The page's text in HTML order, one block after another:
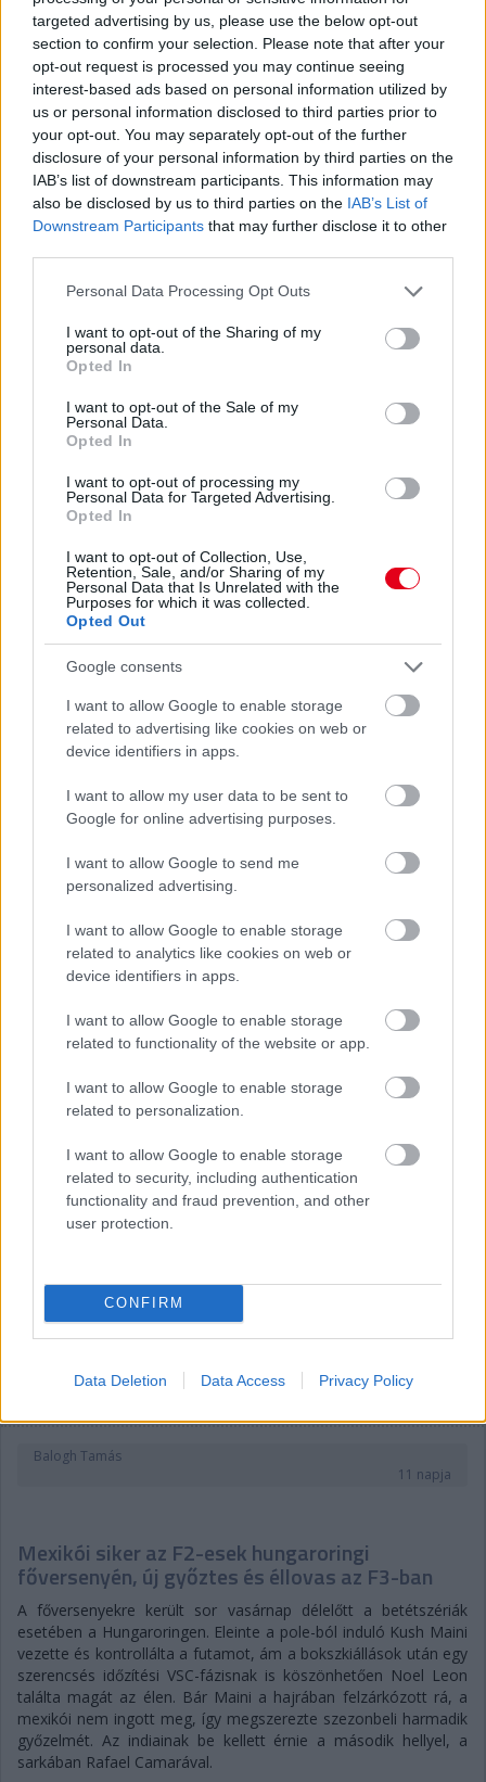
targeted advertising by us, please use the below opt-out
section to confirm your selection. Please note that after your
opt-out request is processed you may continue seeing
interest-based ads based on personal information utilized by
us or personal information disclosed to third parties prior to
your opt-out. You may separately opt-out of the further
disclosure of your personal information by third parties on the
IAB’s list of downstream participants. This information may
also be disclosed by us to third parties on the IAB’s List of
Downstream Participants that may further disclose it to other
Please note that this website/app uses one or more Google
not limited to your visit or usage behaviour. You may click to
grant or deny consent to Google and its third-party tags to
use your data for below specified purposes in below Google
consent section.
Personal Data Processing Opt Outs
I want to opt-out of the Sharing of my
personal data.
Opted In
I want to opt-out of the Sale of my
Personal Data.
Opted In
I want to opt-out of processing my
Personal Data for Targeted Advertising.
Opted In
I want to opt-out of Collection, Use,
Retention, Sale, and/or Sharing of my
Personal Data that Is Unrelated with the
Purposes for which it was collected.
Opted Out
Google consents
I want to allow Google to enable storage
related to advertising like cookies on web or
device identifiers in apps.
I want to allow my user data to be sent to
Google for online advertising purposes.
I want to allow Google to send me
personalized advertising.
I want to allow Google to enable storage
related to analytics like cookies on web or
device identifiers in apps.
I want to allow Google to enable storage
related to functionality of the website or app.
I want to allow Google to enable storage
related to personalization.
I want to allow Google to enable storage
related to security, including authentication
functionality and fraud prevention, and other
user protection.
CONFIRM
Data Deletion Data Access Privacy Policy
rendszerhiba adódott a kormánykijelzőkre küldött kék
jelzésekkel. Azt viszont figyelembe vették a felügyelők, hogy az
autók pozíciója miatt Sainz nem láthatta az épp lekörözni és
előzni készülő Piastrit: ezt enyhítő körülménynek ítélték meg, így
a bevett 10 másodperc helyett csak 5 másodperces büntetést
kapott a williamses – akibe amúgy riválisa eléggé feldúltan bele
is szállt a rádióban ésa leintés utáni nyilatkozataibanegyaránt.
Balogh Boglárka
Wolff: Ezek a versenymérnökök olyanok, mint a
Teletabik!
manővere, és az egész szituáció miatt – az ausztrál
elfogadhatatlannak nevezte, hogy „egy mezőny végi versenyző
hülyesége” miatt elbukta a vezető helyet –, hanem szélesebb
nem működött a rendszer, ami a kormánykijelzőn a kék zászlót
jelzi nekik, a Mercedes vezetője, Toto Wolff szerint viszont sem
magának az F1.
„Az, hogy a zászlós rendszer nem működött, és a mezőny
elfogadhatatlan” – fogalmazott. „Gyalázatos produkció ez a
versenymérnököktől is, olyanok, mint a Teletabik. Csak ülnek,
és nem szólnak a versenyzőiknek, hogy mi történik mögöttük.”
Mind Wolff, mind Piastri azt reméli a történtek után, hogy a
jövőben a versenyzők nem kizárólag arra fognak hagyatkozni,
amit a kijelzőjükön látnak, hanem körül is néznek egy manőver
Balogh Tamás
11 napja
Mexikói siker az F2-esek hungaroringi
főversenyén, új győztes és éllovas az F3-ban
A főversenyekre került sor vasárnap délelőtt a betétszériák
esetében a Hungaroringen. Eleinte a pole-ból induló Kush Maini
vezette és kontrollálta a futamot, ám a bokszkiállások után egy
szerencsés időzítési VSC-fázisnak is köszönhetően Noel Leon
találta magát az élen. Bár Maini a hajrában felzárkózott rá, a
mexikói nem ingott meg, így megszerezte szezonbeli harmadik
győzelmét. Az indiainak be kellett érnie a második hellyel, a
sarkában Rafael Camarával.